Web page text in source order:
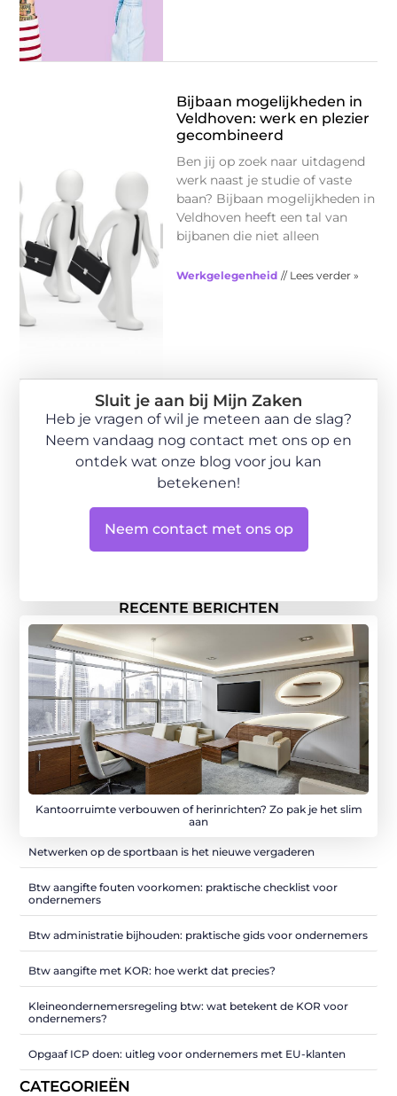
Bijbaan mogelijkheden in
Veldhoven: werk en plezier
gecombineerd
Ben jij op zoek naar uitdagend
werk naast je studie of vaste
baan? Bijbaan mogelijkheden in
Veldhoven heeft een tal van
bijbanen die niet alleen
Werkgelegenheid // Lees verder »
RECENTE BERICHTEN
Kantoorruimte verbouwen of herinrichten? Zo pak je het slim
aan
Netwerken op de sportbaan is het nieuwe vergaderen
Btw aangifte fouten voorkomen: praktische checklist voor
ondernemers
Btw administratie bijhouden: praktische gids voor ondernemers
Btw aangifte met KOR: hoe werkt dat precies?
Kleineondernemersregeling btw: wat betekent de KOR voor
ondernemers?
Opgaaf ICP doen: uitleg voor ondernemers met EU-klanten
CATEGORIEËN
Sluit je aan bij Mijn Zaken
Heb je vragen of wil je meteen aan de slag?
Neem vandaag nog contact met ons op en
ontdek wat onze blog voor jou kan
betekenen!
Neem contact met ons op